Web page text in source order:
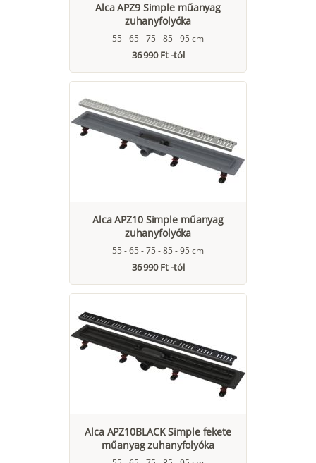
Alca APZ9 Simple műanyag
zuhanyfolyóka
55 - 65 - 75 - 85 - 95 cm
36 990 Ft -tól
Alca APZ10 Simple műanyag
zuhanyfolyóka
55 - 65 - 75 - 85 - 95 cm
36 990 Ft -tól
Alca APZ10BLACK Simple fekete
műanyag zuhanyfolyóka